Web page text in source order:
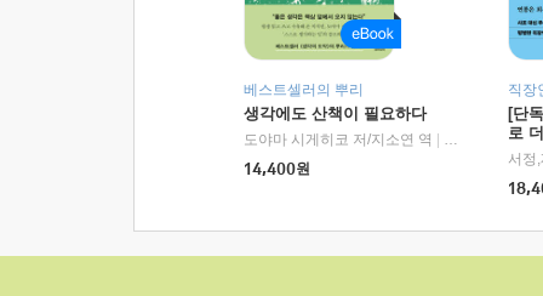
베스트셀러의 뿌리
생각에도 산책이 필요하다
도야마 시게히코 저/지소연 역
알에이치코리
14,400원
직장
[단
로